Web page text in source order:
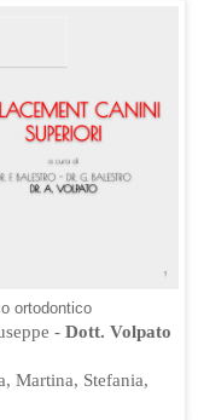
ortodontico
- Dott. Volpato
Martina, Stefania,